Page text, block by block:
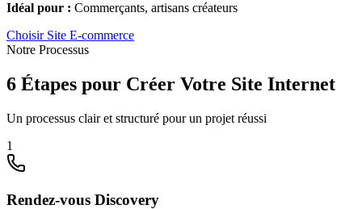
Idéal pour : Commerçants, artisans créateurs
Choisir Site E-commerce
Notre Processus
6 Étapes pour Créer Votre Site Internet
Un processus clair et structuré pour un projet réussi
1
Rendez-vous Discovery